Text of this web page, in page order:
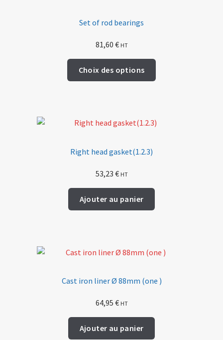
Set of rod bearings
81,60 € HT
Choix des options
Ce
produit
Les
Right head gasket(1.2.3)
53,23 € HT
Ajouter au panier
Cast iron liner Ø 88mm (one )
64,95 € HT
Ajouter au panier